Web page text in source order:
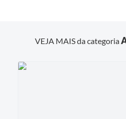
VEJA MAIS da categoria